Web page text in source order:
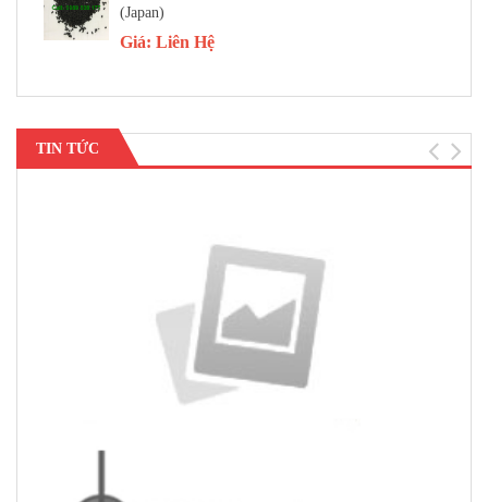
(Japan)
Giá: Liên Hệ
TIN TỨC